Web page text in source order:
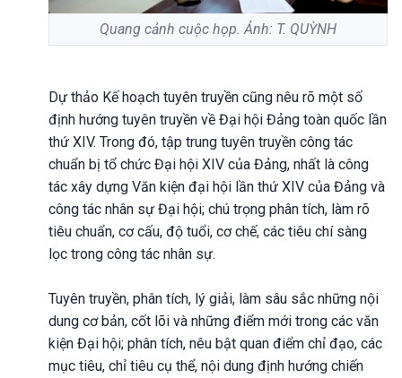
Quang cảnh cuộc họp. Ảnh: T. QUỲNH
Dự thảo Kế hoạch tuyên truyền cũng nêu rõ một số
định hướng tuyên truyền về Đại hội Đảng toàn quốc lần
thứ XIV. Trong đó, tập trung tuyên truyền công tác
chuẩn bị tổ chức Đại hội XIV của Đảng, nhất là công
tác xây dựng Văn kiện đại hội lần thứ XIV của Đảng và
công tác nhân sự Đại hội; chú trọng phân tích, làm rõ
tiêu chuẩn, cơ cấu, độ tuổi, cơ chế, các tiêu chí sàng
lọc trong công tác nhân sự.
Tuyên truyền, phân tích, lý giải, làm sâu sắc những nội
dung cơ bản, cốt lõi và những điểm mới trong các văn
kiện Đại hội; phân tích, nêu bật quan điểm chỉ đạo, các
mục tiêu, chỉ tiêu cụ thể, nội dung định hướng chiến